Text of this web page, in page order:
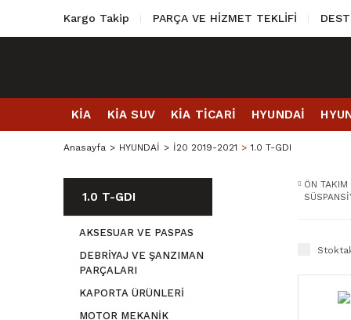
Kargo Takip PARÇA VE HİZMET TEKLİFİ
KİA KİA SUV KİA TİCARİ HYUNDAİ
Anasayfa HYUNDAİ İ20 2019-2021 1.0 T-GDI
1.0 T-GDI
AKSESUAR VE PASPAS
DEBRİYAJ VE ŞANZIMAN
PARÇALARI
KAPORTA ÜRÜNLERİ
MOTOR MEKANİK
ÖN TAKIM